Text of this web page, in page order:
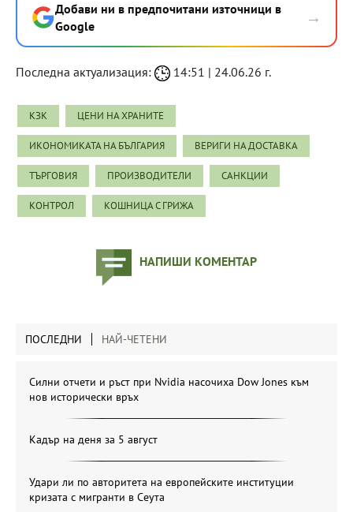
Добави ни в предпочитани източници в
Google
→
Последна актуализация: 14:51 | 24.06.26 г.
КЗК ЦЕНИ НА ХРАНИТЕ
ИКОНОМИКАТА НА БЪЛГАРИЯ ВЕРИГИ НА ДОСТАВКА
ТЪРГОВИЯ ПРОИЗВОДИТЕЛИ САНКЦИИ
КОНТРОЛ КОШНИЦА С ГРИЖА
НАПИШИ КОМЕНТАР
ПОСЛЕДНИ НАЙ-ЧЕТЕНИ
Силни отчети и ръст при Nvidia насочиха Dow Jones към
нов исторически връх
Кадър на деня за 5 август
Удари ли по авторитета на европейските институции
кризата с мигранти в Сеута